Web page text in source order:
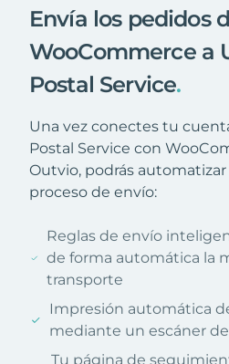
Envía los pedidos
WooCommerce a
Postal Service.
Una vez conectes tu
Postal Service con
Outvio, podrás automatizar
proceso de envío:
Reglas de envío
de forma automática la
transporte
Impresión automática
mediante un escáner
Tu página de